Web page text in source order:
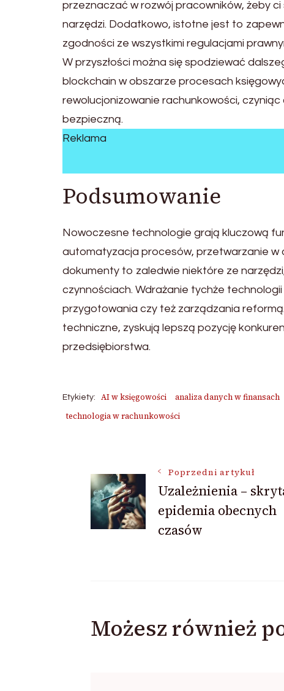
przeznaczać w rozwój pracowników, żeby
narzędzi. Dodatkowo, istotne jest to
zgodności ze wszystkimi regulacjami
W przyszłości można się spodziewać
blockchain w obszarze procesach
rewolucjonizowanie rachunkowości,
bezpieczną.
Reklama
Podsumowanie
Nowoczesne technologie grają kluczową
automatyzacja procesów, przetwarzanie w
dokumenty to zaledwie niektóre ze
czynnościach. Wdrażanie tychże
przygotowania czy też zarządzania
techniczne, zyskują lepszą pozycję
przedsiębiorstwa.
Etykiety: AI w księgowości analiza danych w finansach
technologia w rachunkowości
Nawigacja
wpisu
Poprzedni artykuł
Uzależnienia –
epidemia obecnych
czasów
Możesz również